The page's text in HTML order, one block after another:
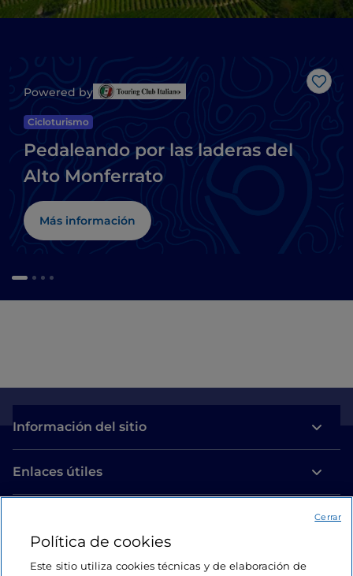
Me
Powered by
Cicloturismo
Pedaleando por las laderas del
Alto Monferrato
Más información
Información del sitio
Enlaces útiles
Estamos en contacto
Política de cookies
Este sitio utiliza cookies técnicas y de elaboración de
Cerrar